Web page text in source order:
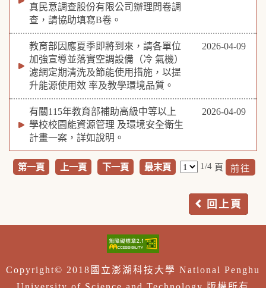
真民意調查股份有限公司辦理問卷調
查，請協助填寫B卷。
教育部因應夏季即將到來，請各單位
加強宣導並落實空調設備（冷 氣機）
濾網定期清洗及節能使用措施，以提
升能源使用效 率及教學環境品質。
2026-04-09
有關115年教育部補助高級中等以上
學校校園能資源管理 及環境安全衛生
計畫一案，詳如說明。
2026-04-09
第一頁 上一頁 下一頁 最末頁 1/4 頁
回上頁
Copyright© 2018國立澎湖科技大學 National Penghu